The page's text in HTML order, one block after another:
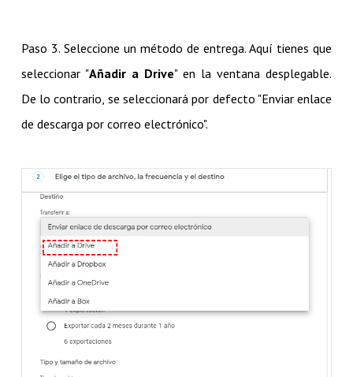
Paso 3. Seleccione un método de entrega. Aquí tienes que
seleccionar "Añadir a Drive" en la ventana desplegable.
De lo contrario, se seleccionará por defecto "Enviar enlace
de descarga por correo electrónico".